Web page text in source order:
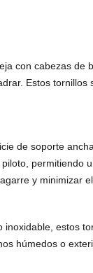
con cabezas
Estos
de soporte
y minimizar
estos
húmedos o